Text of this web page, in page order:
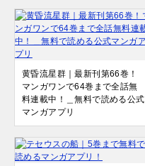
黄昏流星群｜最新刊第66巻！
マンガワンで64巻まで全話無
料連載中！＿無料で読める公式
マンガアプリ